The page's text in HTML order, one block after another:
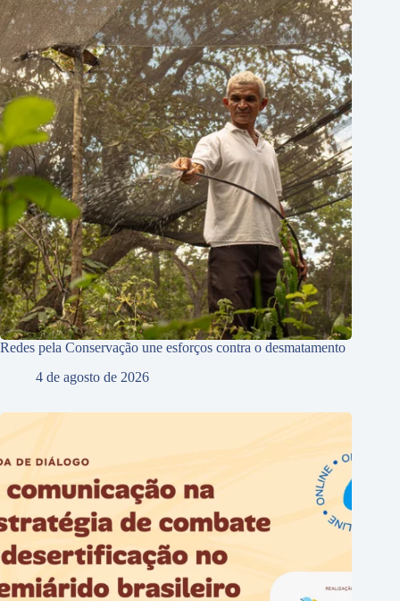
Redes pela Conservação une esforços contra o desmatamento
4 de agosto de 2026